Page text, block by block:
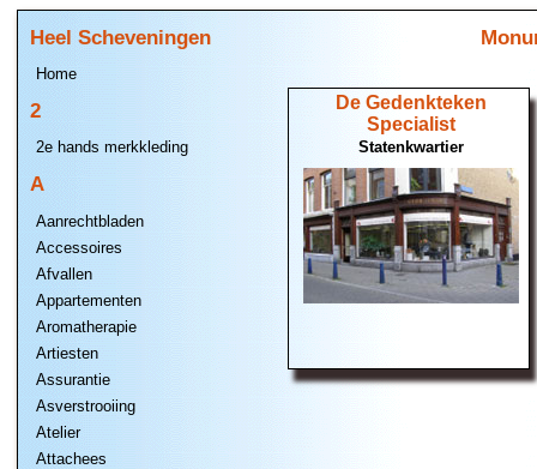
Heel Scheveningen
Home
2
2e hands merkkleding
A
Aanrechtbladen
Accessoires
Afvallen
Appartementen
Aromatherapie
Artiesten
Assurantie
Asverstrooiing
Atelier
Attachees
De Gedenkteken
Specialist
Statenkwartier